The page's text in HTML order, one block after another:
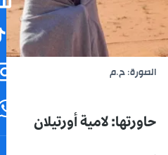
الصورة: ح.م
حاورتها: لامية أورتيلان